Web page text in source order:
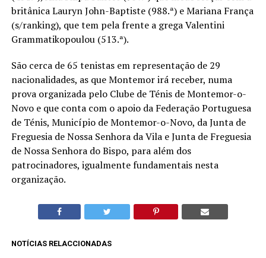
britânica Lauryn John-Baptiste (988.ª) e Mariana França
(s/ranking), que tem pela frente a grega Valentini
Grammatikopoulou (513.ª).
São cerca de 65 tenistas em representação de 29
nacionalidades, as que Montemor irá receber, numa
prova organizada pelo Clube de Ténis de Montemor-o-
Novo e que conta com o apoio da Federação Portuguesa
de Ténis, Município de Montemor-o-Novo, da Junta de
Freguesia de Nossa Senhora da Vila e Junta de Freguesia
de Nossa Senhora do Bispo, para além dos
patrocinadores, igualmente fundamentais nesta
organização.
NOTÍCIAS RELACCIONADAS